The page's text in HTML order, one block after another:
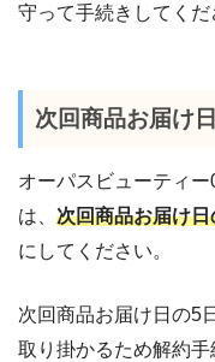
守って手続きしてくだ
次回商品お届け
オーパスビューティ
は、 次回商品お届け
にしてください。
次回商品お届け日の5
取り掛かるため解約手